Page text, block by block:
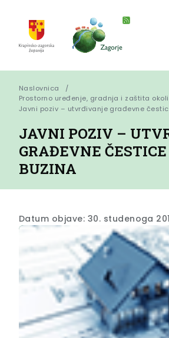
Naslovnica
Prostorno uređenje, gradnja i zaštita
Javni poziv – utvrđivanje građevne
JAVNI POZIV –
GRAĐEVNE
BUZINA
Datum objave: 30. studenoga